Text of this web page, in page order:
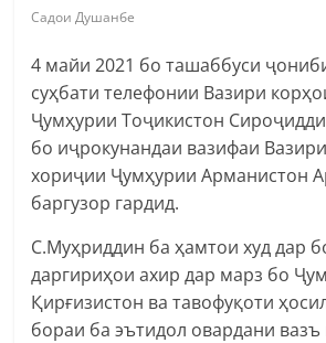
Садои Душанбе
4 майи 2021 бо ташаббуси
суҳбати телефонии Вазири
Ҷумҳурии Тоҷикистон
бо иҷрокунандаи вазифаи
хориҷии Ҷумҳурии Арманистон
баргузор гардид.
С.Муҳриддин ба ҳамтои худ дар
даргириҳои ахир дар марз бо
Қирғизистон ва тавофуқоти
бораи ба эътидол овардани